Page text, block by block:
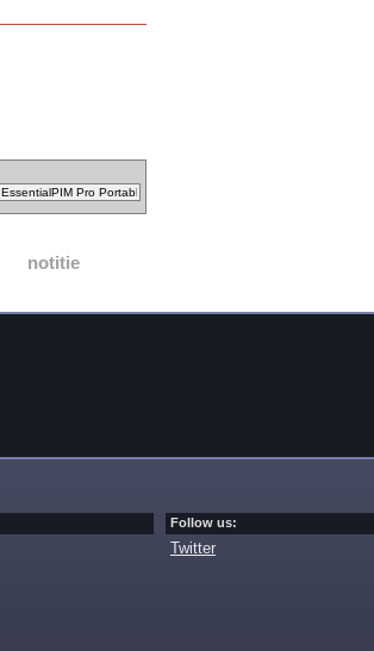
notitie
Follow us:
Twitter